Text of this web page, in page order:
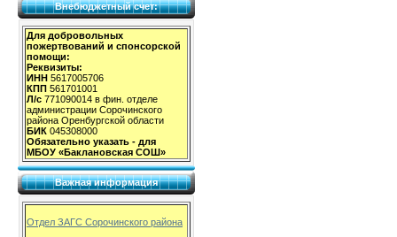
Внебюджетный счет:
Для добровольных
пожертвований и спонсорской
помощи:
Реквизиты:
ИНН 5617005706
КПП 561701001
Л/с 771090014 в фин. отделе
администрации Сорочинского
района Оренбургской области
БИК 045308000
Обязательно указать - для
МБОУ «Баклановская СОШ»
Важная информация
Отдел ЗАГС Сорочинского района